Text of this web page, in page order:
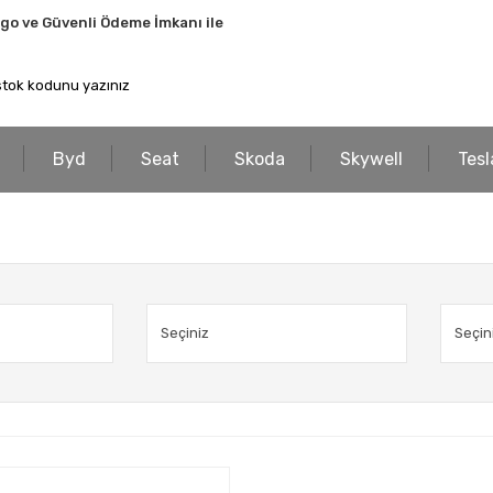
ve Güvenli Ödeme İmkanı ile
Byd Seat Skoda Skywell